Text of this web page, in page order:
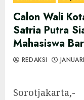
Calon Wali
Satria Putra
Mahasiswa
REDAKSI
Sorotjakarta,-